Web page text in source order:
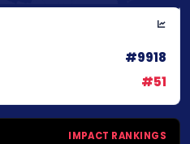
#9918
#51
IMPACT RANKINGS